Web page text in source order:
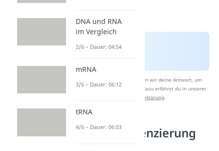
Nach Beantwortung speichern wir deine Antwort, um
Studyflix zu verbessern. Mehr dazu erfährst du in unserer
Datenschutzerklärung.
Sanger Sequenzierung
DNA und RNA
im Vergleich
2/6 – Dauer: 04:54
mRNA
3/6 – Dauer: 06:12
tRNA
4/6 – Dauer: 06:03